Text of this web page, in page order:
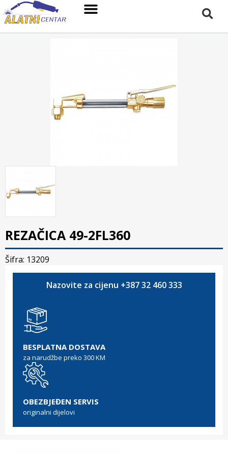
REZAČICA 49-2FL360
Šifra: 13209
Nazovite za cijenu +387 32 460 333
BESPLATNA DOSTAVA
za narudžbe preko 300 KM
OBEZBJEĐEN SERVIS
originalni dijelovi